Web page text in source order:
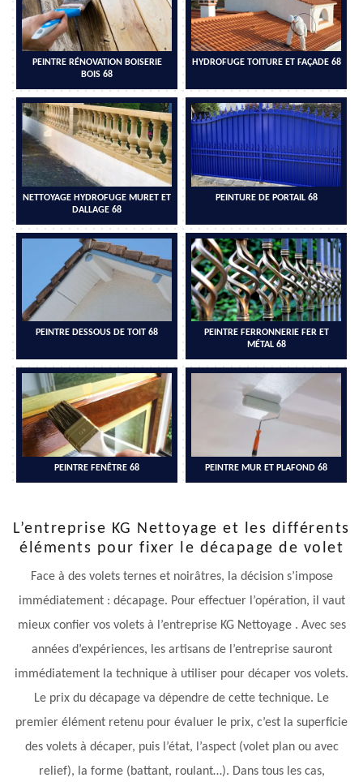
PEINTRE RÉNOVATION BOISERIE
BOIS 68
HYDROFUGE TOITURE ET FAÇADE 68
NETTOYAGE HYDROFUGE MURET ET
DALLAGE 68
PEINTURE DE PORTAIL 68
PEINTRE DESSOUS DE TOIT 68
PEINTRE FERRONNERIE FER ET
MÉTAL 68
PEINTRE FENÊTRE 68 PEINTRE MUR ET PLAFOND 68
L’entreprise KG Nettoyage et les différents
éléments pour fixer le décapage de volet
Face à des volets ternes et noirâtres, la décision s’impose
immédiatement : décapage. Pour effectuer l’opération, il vaut
mieux confier vos volets à l’entreprise KG Nettoyage . Avec ses
années d’expériences, les artisans de l’entreprise sauront
immédiatement la technique à utiliser pour décaper vos volets.
Le prix du décapage va dépendre de cette technique. Le
premier élément retenu pour évaluer le prix, c’est la superficie
des volets à décaper, puis l’état, l’aspect (volet plan ou avec
relief), la forme (battant, roulant…). Dans tous les cas,